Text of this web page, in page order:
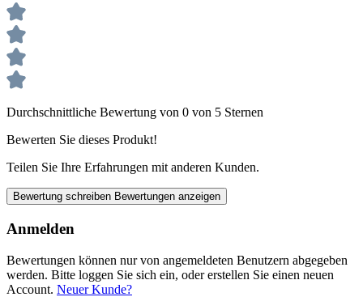
Durchschnittliche Bewertung von 0 von 5 Sternen
Bewerten Sie dieses Produkt!
Teilen Sie Ihre Erfahrungen mit anderen Kunden.
Bewertung schreiben Bewertungen anzeigen
Anmelden
Bewertungen können nur von angemeldeten Benutzern abgegeben
werden. Bitte loggen Sie sich ein, oder erstellen Sie einen neuen
Account. Neuer Kunde?